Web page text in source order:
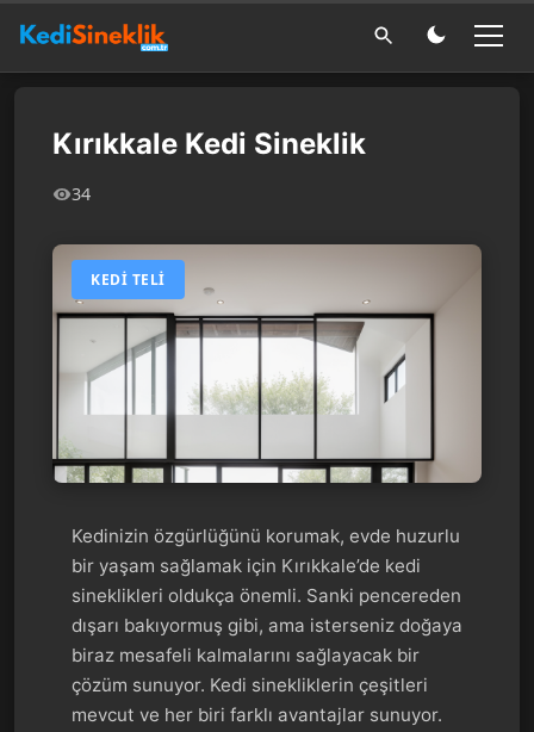
Kırıkkale Kedi Sineklik
34
KEDI TELI
Kedinizin özgürlüğünü korumak, evde huzurlu
bir yaşam sağlamak için Kırıkkale’de kedi
sineklikleri oldukça önemli. Sanki pencereden
dışarı bakıyormuş gibi, ama isterseniz doğaya
biraz mesafeli kalmalarını sağlayacak bir
çözüm sunuyor. Kedi sinekliklerin çeşitleri
mevcut ve her biri farklı avantajlar sunuyor.